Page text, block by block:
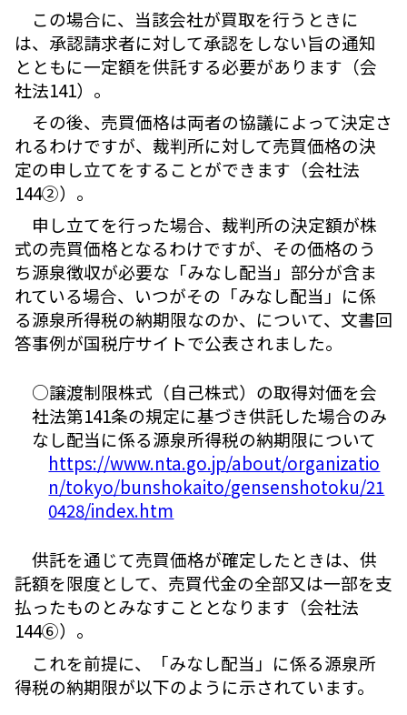
この場合に、当該会社が買取を行うときに
は、承認請求者に対して承認をしない旨の通知
とともに一定額を供託する必要があります（会
社法141）。
その後、売買価格は両者の協議によって決定さ
れるわけですが、裁判所に対して売買価格の決
定の申し立てをすることができます（会社法
144②）。
申し立てを行った場合、裁判所の決定額が株
式の売買価格となるわけですが、その価格のう
ち源泉徴収が必要な「みなし配当」部分が含ま
れている場合、いつがその「みなし配当」に係
る源泉所得税の納期限なのか、について、文書回
答事例が国税庁サイトで公表されました。
○譲渡制限株式（自己株式）の取得対価を会
社法第141条の規定に基づき供託した場合のみ
なし配当に係る源泉所得税の納期限について
https://www.nta.go.jp/about/organizatio
n/tokyo/bunshokaito/gensenshotoku/21
0428/index.htm
供託を通じて売買価格が確定したときは、供
託額を限度として、売買代金の全部又は一部を支
払ったものとみなすこととなります（会社法
144⑥）。
これを前提に、「みなし配当」に係る源泉所
得税の納期限が以下のように示されています。